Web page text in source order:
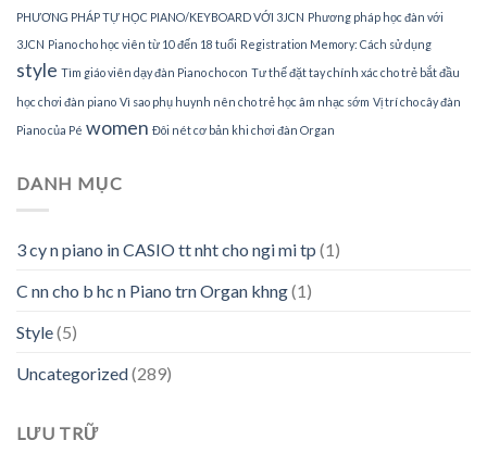
PHƯƠNG PHÁP TỰ HỌC PIANO/KEYBOARD VỚI 3JCN Phương pháp học đàn với
3JCN Piano cho học viên từ 10 đến 18 tuổi Registration Memory: Cách sử dụng
style Tìm giáo viên dạy đàn Piano cho con Tư thế đặt tay chính xác cho trẻ bắt đầu
học chơi đàn piano Vì sao phụ huynh nên cho trẻ học âm nhạc sớm Vị trí cho cây đàn
Piano của Pé women Đôi nét cơ bản khi chơi đàn Organ
DANH MỤC
3 cy n piano in CASIO tt nht cho ngi mi tp (1)
C nn cho b hc n Piano trn Organ khng(1)
Style(5)
Uncategorized(289)
LƯU TRỮ